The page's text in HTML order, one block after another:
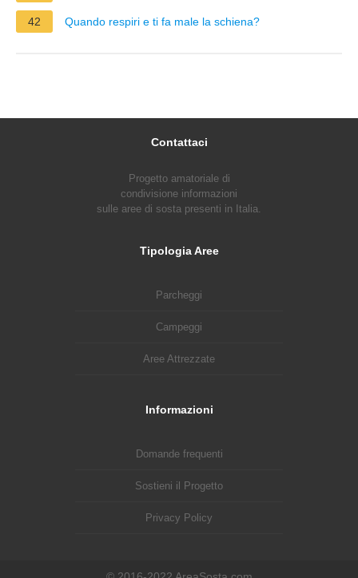
42 Quando respiri e ti fa male la schiena?
Contattaci
Progetto amatoriale di
condivisione informazioni
sulle aree di sosta presenti in Italia.
Tipologia Aree
Parcheggi
Campeggi
Aree Attrezzate
Informazioni
Domande frequenti
Sostieni il Progetto
Privacy Policy